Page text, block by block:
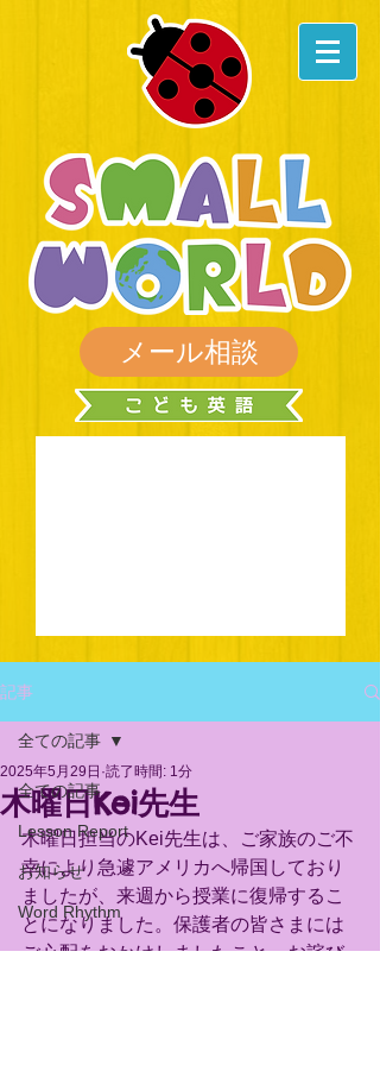
メール相談
記事
全ての記事
Lesson Report
お知らせ
Word Rhythm
全ての記事
木曜日Kei先生
2025年5月29日 読了時間: 1分
木曜日担当のKei先生は、ご家族のご不
幸により急遽アメリカへ帰国しており
ましたが、来週から授業に復帰するこ
とになりました。保護者の皆さまには
ご心配をおかけしましたこと、お詫び